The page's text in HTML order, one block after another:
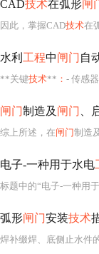
CAD技术在弧形闸
因此，掌握CAD技术在
水利 工程中闸门 自
**关键技术** ： - 传感器
闸门制造及 闸门 、
综上所述，在闸门制造
电子-一种用于水电
标题中的“电子-一种用
弧形闸门安装技术
焊补缀焊、底侧止水件